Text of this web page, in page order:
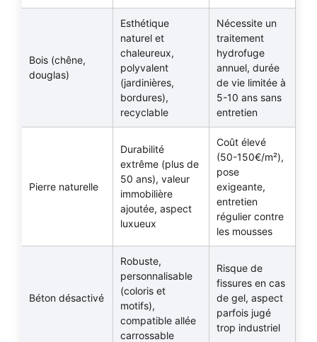
Bois (chêne,
douglas)
Esthétique
naturel et
chaleureux,
polyvalent
(jardinières,
bordures),
recyclable
Nécessite un
traitement
hydrofuge
annuel, durée
de vie limitée à
5-10 ans sans
entretien
Pierre naturelle
Durabilité
extrême (plus de
50 ans), valeur
immobilière
ajoutée, aspect
luxueux
Coût élevé
(50-150€/m²),
pose
exigeante,
entretien
régulier contre
les mousses
Béton désactivé
Robuste,
personnalisable
(coloris et
motifs),
compatible allée
carrossable
Risque de
fissures en cas
de gel, aspect
parfois jugé
trop industriel